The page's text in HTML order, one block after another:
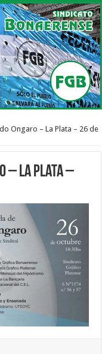
Ongaro – La Plata – 26 de
– La Plata –